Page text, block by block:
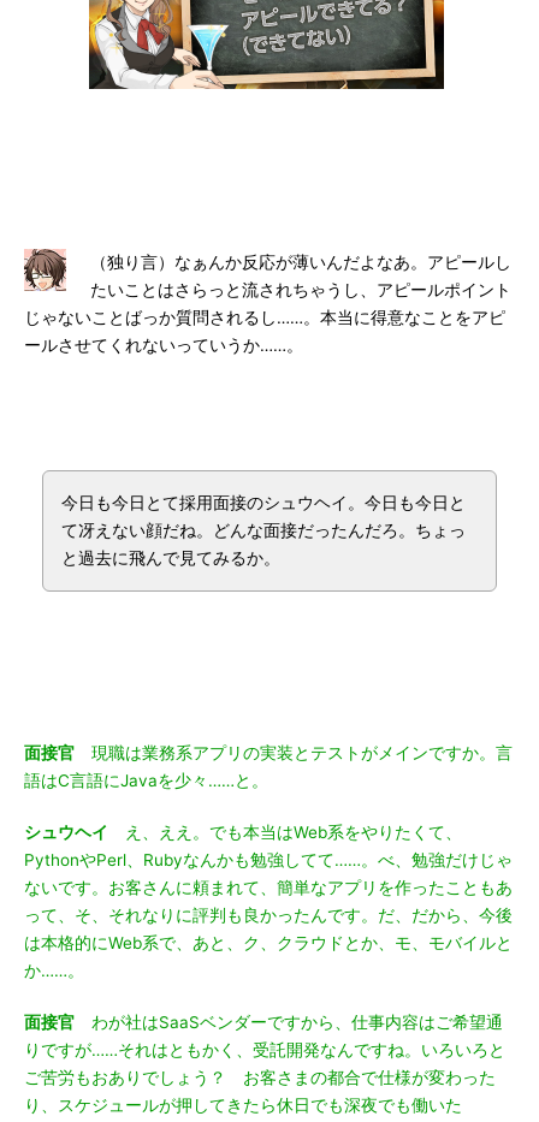
（独り言）なぁんか反応が薄いんだよなあ。アピールし
たいことはさらっと流されちゃうし、アピールポイント
じゃないことばっか質問されるし……。本当に得意なことをアピ
ールさせてくれないっていうか……。
今日も今日とて採用面接のシュウヘイ。今日も今日と
て冴えない顔だね。どんな面接だったんだろ。ちょっ
と過去に飛んで見てみるか。
面接官 現職は業務系アプリの実装とテストがメインですか。言
語はC言語にJavaを少々……と。
シュウヘイ
え、ええ。でも本当はWeb系をやりたくて、
PythonやPerl、Rubyなんかも勉強してて……。べ、勉強だけじゃ
ないです。お客さんに頼まれて、簡単なアプリを作ったこともあ
って、そ、それなりに評判も良かったんです。だ、だから、今後
は本格的にWeb系で、あと、ク、クラウドとか、モ、モバイルと
か……。
面接官 わが社はSaaSベンダーですから、仕事内容はご希望通
りですが……それはともかく、受託開発なんですね。いろいろと
ご苦労もおありでしょう？ お客さまの都合で仕様が変わった
り、スケジュールが押してきたら休日でも深夜でも働いた